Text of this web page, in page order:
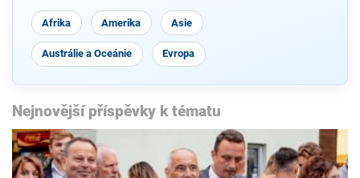
Afrika Amerika Asie
Austrálie a Oceánie Evropa
Nejnovější příspěvky k tématu